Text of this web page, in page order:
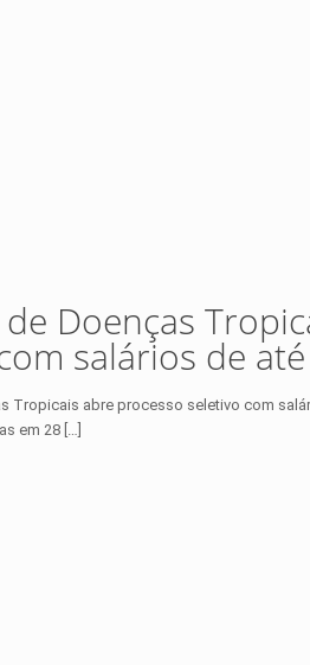
Doenças
salários de
Tropicais abre processo seletivo com
em 28 […]